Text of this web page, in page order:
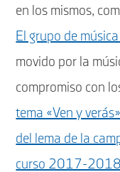
en los mismos,
El grupo de
movido por la
compromiso con
tema «Ven y
del lema de la
curso 2017-2018